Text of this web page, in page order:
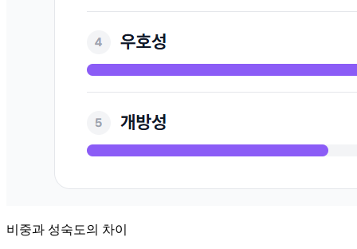
비중과 성숙도의 차이